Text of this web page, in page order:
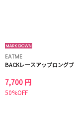
EATME
BACKレースアップロング
7,700 円
50%OFF